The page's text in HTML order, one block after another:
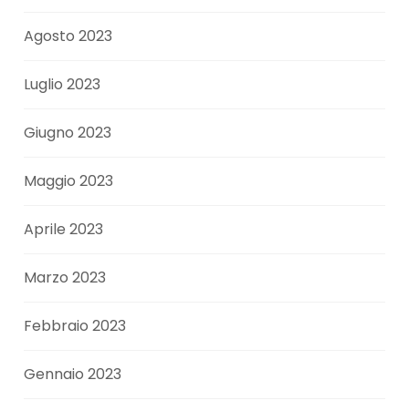
Agosto 2023
Luglio 2023
Giugno 2023
Maggio 2023
Aprile 2023
Marzo 2023
Febbraio 2023
Gennaio 2023